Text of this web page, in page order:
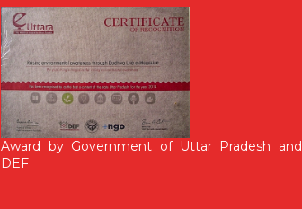
Award by Government of Uttar Pradesh and
DEF